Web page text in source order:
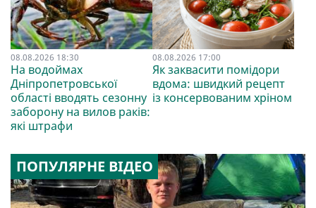
08.08.2026 18:30
На водоймах
Дніпропетровської
області вводять сезонну
заборону на вилов раків:
які штрафи
08.08.2026 17:00
Як заквасити помідори
вдома: швидкий рецепт
із консервованим хріном
ПОПУЛЯРНЕ ВІДЕО